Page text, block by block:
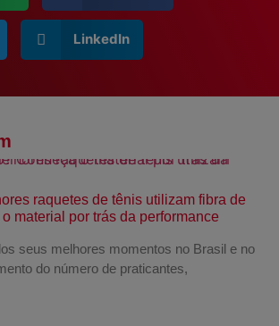
LinkedIn
raquetes de tênis utilizam fibra de
material por trás da performance
seus melhores momentos no Brasil e no
do número de praticantes,